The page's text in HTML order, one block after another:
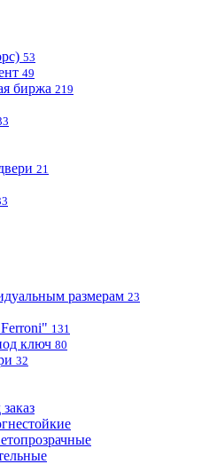
53
49
биржа 219
21
размерам 23
131
ключ 80
32